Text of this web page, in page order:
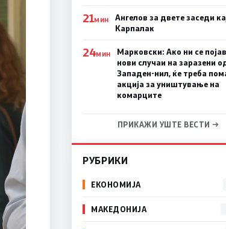
21МИН
Ангелов за двете заседи
Карпалак
24МИН
Марковски: Ако ни се
нови случаи на заразени
Западен-нил, ќе треба
акција за уништување на
комарците
ПРИКАЖИ УШТЕ ВЕСТИ →
РУБРИКИ
ЕКОНОМИЈА
МАКЕДОНИЈА